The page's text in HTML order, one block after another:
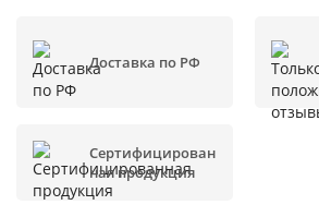
Доставка по РФ
Сертифицирован
ная продукция